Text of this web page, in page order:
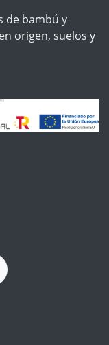
de bambú y
origen, suelos y